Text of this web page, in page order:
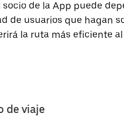
de la App puede
de usuarios que hagan
la ruta más eficiente
de viaje